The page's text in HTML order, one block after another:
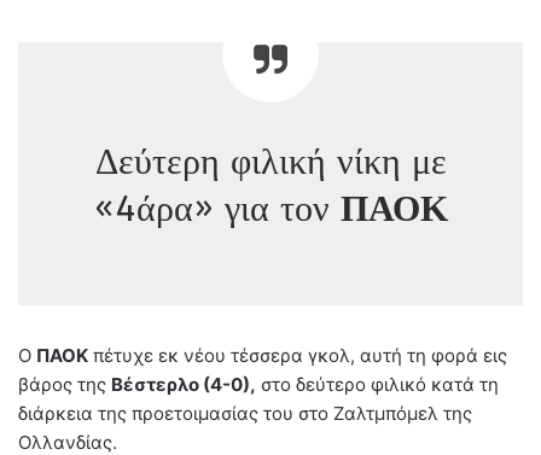
Δεύτερη φιλική νίκη με
«4άρα» για τον ΠΑΟΚ
Ο ΠΑΟΚ πέτυχε εκ νέου τέσσερα γκολ, αυτή τη φορά εις
βάρος της Βέστερλο (4-0), στο δεύτερο φιλικό κατά τη
διάρκεια της προετοιμασίας του στο Ζαλτμπόμελ της
Ολλανδίας.